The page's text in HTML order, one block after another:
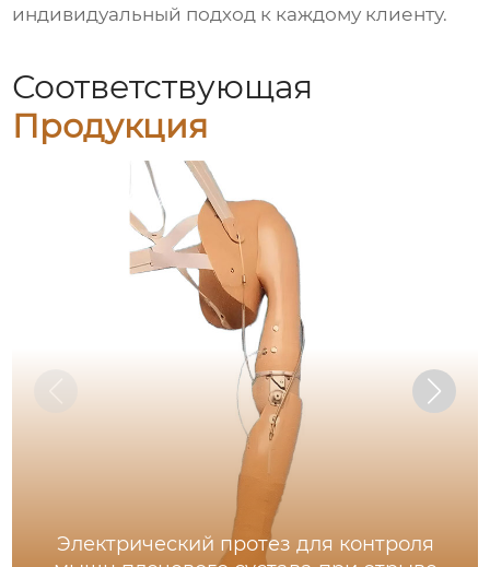
индивидуальный подход к каждому клиенту.
Соответствующая
Продукция
Электрический протез для контроля